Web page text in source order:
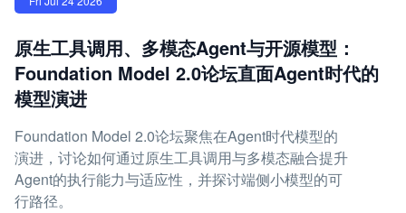
原生工具调用、多模态Agent与开源模型：
Foundation Model 2.0论坛直面Agent时代的
模型演进
Foundation Model 2.0论坛聚焦在Agent时代模型的
演进，讨论如何通过原生工具调用与多模态融合提升
Agent的执行能力与适应性，并探讨端侧小模型的可
行路径。